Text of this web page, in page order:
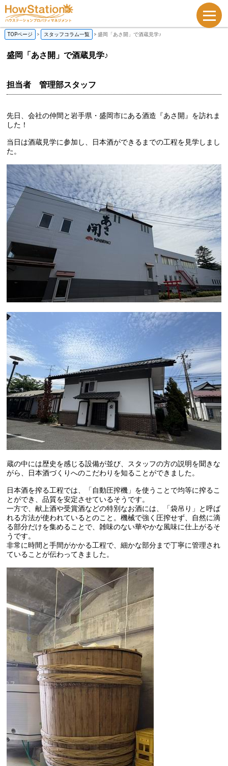
TOPページ > スタッフコラム一覧 > 盛岡「あさ開」で酒蔵見学♪
盛岡「あさ開」で酒蔵見学♪
担当者 管理部スタッフ
先日、会社の仲間と岩手県・盛岡市にある酒造『あさ開』を訪れま
した！
当日は酒蔵見学に参加し、日本酒ができるまでの工程を見学しまし
た。
蔵の中には歴史を感じる設備が並び、スタッフの方の説明を聞きな
がら、日本酒づくりへのこだわりを知ることができました。
日本酒を搾る工程では、「自動圧搾機」を使うことで均等に搾るこ
とができ、品質を安定させているそうです。
一方で、献上酒や受賞酒などの特別なお酒には、「袋吊り」と呼ば
れる方法が使われているとのこと。機械で強く圧搾せず、自然に滴
る部分だけを集めることで、雑味のない華やかな風味に仕上がるそ
うです。
非常に時間と手間がかかる工程で、細かな部分まで丁寧に管理され
ていることが伝わってきました。